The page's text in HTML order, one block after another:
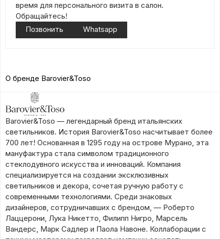
время для персонального визита в салон.
Обращайтесь!
Позвонить
Whatsapp
О бренде Barovier&Toso
Barovier&Toso — легендарный бренд итальянских
светильников. История Barovier&Toso насчитывает более
700 лет! Основанная в 1295 году на острове Мурано, эта
мануфактура стала символом традиционного
стеклодувного искусства и инноваций. Компания
специализируется на создании эксклюзивных
светильников и декора, сочетая ручную работу с
современными технологиями. Среди знаковых
дизайнеров, сотрудничавших с брендом, — Роберто
Лаццерони, Лука Никетто, Филипп Нигро, Марсель
Вандерс, Марк Садлер и Паола Навоне. Коллаборации с